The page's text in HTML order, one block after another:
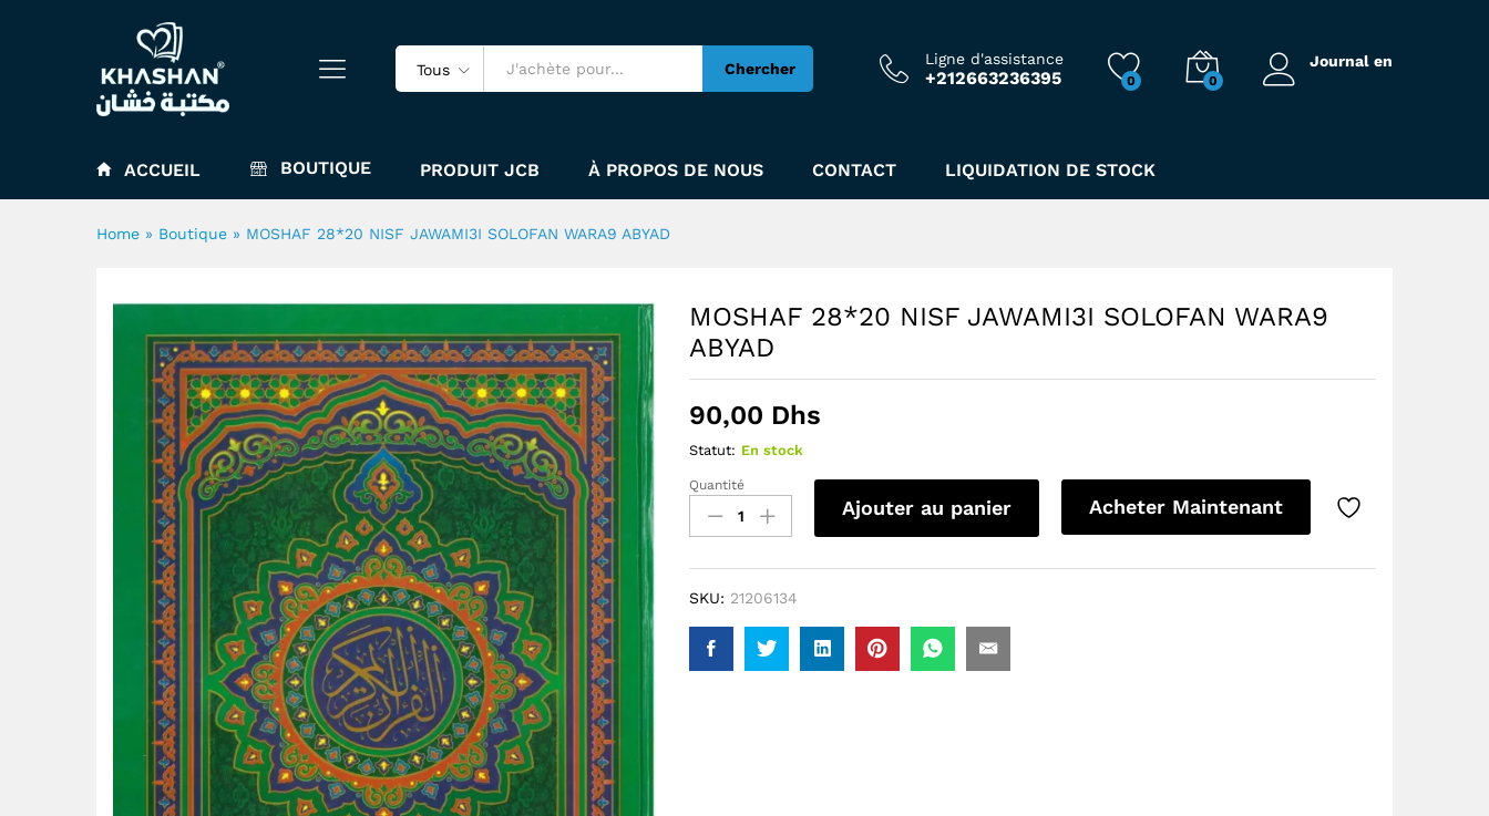
Tous Chercher
Ligne d'assistance
+212663236395 0 0
Journal en
ACCUEIL BOUTIQUE PRODUIT JCB À PROPOS DE NOUS CONTACT LIQUIDATION DE STOCK
Home » Boutique » MOSHAF 28*20 NISF JAWAMI3I SOLOFAN WARA9 ABYAD
MOSHAF 28*20 NISF JAWAMI3I SOLOFAN WARA9
ABYAD
90,00 Dhs
Statut: En stock
Quantité
Ajouter au panier Acheter Maintenant
SKU: 21206134